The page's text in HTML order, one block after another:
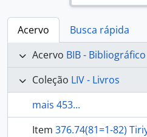
Acervo
Busca rápida
Acervo BIB - Bibliográfico
Coleção LIV - Livros
mais 453...
Item 376.74(81=1-82)